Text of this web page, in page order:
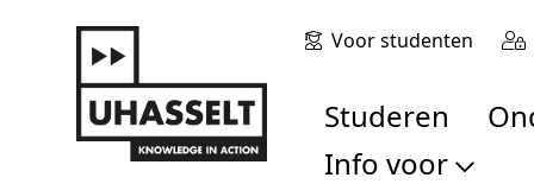
Voor studenten
Studeren
Info voor